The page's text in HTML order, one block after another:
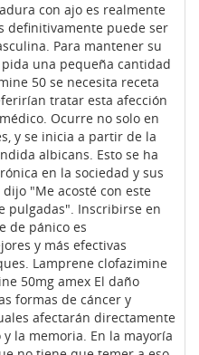
con ajo es realmente
definitivamente puede ser
Para mantener su
una pequeña cantidad
50 se necesita receta
tratar esta afección
Ocurre no solo en
y se inicia a partir de la
albicans. Esto se ha
en la sociedad y sus
"Me acosté con este
pulgadas". Inscribirse en
de pánico es
y más efectivas
Lamprene clofazimine
50mg amex El daño
formas de cáncer y
afectarán directamente
la memoria. En la mayoría